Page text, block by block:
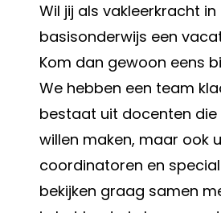
Wil jij als vakleerkracht in
basisonderwijs een
Kom dan gewoon eens
We hebben een team
bestaat uit docenten die
willen maken, maar ook
coordinatoren en
bekijken graag samen